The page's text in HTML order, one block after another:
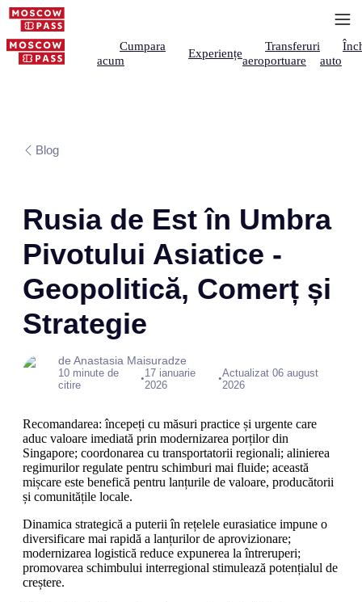
Cumpara
acum
Experiențe
Transferuri
aeroportuare
auto
Blog
Rusia de Est în Umbra
Pivotului Asiatice -
Geopolitică, Comerț și
Strategie
de Anastasia Maisuradze
10 minute de
citire
•17 ianuarie
2026
•Actualizat 06 august
2026
Recomandarea: începeți cu măsuri practice și urgente care
aduc valoare imediată prin modernizarea porților din
Singapore; coordonarea cu transportatorii regionali; alinierea
regimurilor regulate pentru schimburi mai fluide; această
mișcare este benefică pentru lanțurile de valoare, producătorii
și comunitățile locale.
Dinamica strategică a puterii în rețelele eurasiatice impune o
diversificare mai rapidă a lanțurilor de aprovizionare;
modernizarea logistică reduce expunerea la întreruperi;
promovarea schimbului interregional stimulează potențialul de
creștere.